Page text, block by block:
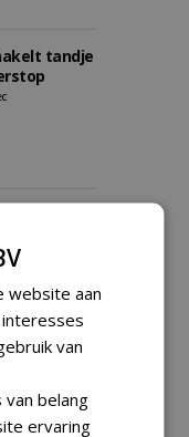
tandje
website aan
van
belang
ervaring